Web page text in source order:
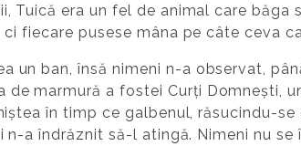
Tuică era un fel de animal care băga
fiecare pusese mâna pe câte ceva
un ban, însă nimeni n-a observat,
de marmură a fostei Curți Domnești,
în timp ce galbenul, răsucindu-se
a îndrăznit să-l atingă. Nimeni nu se